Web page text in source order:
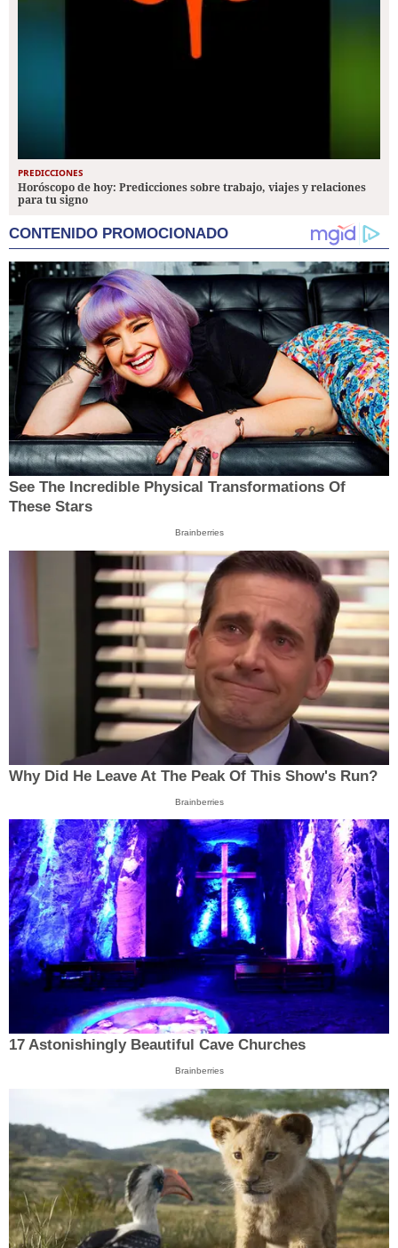
PREDICCIONES
Horóscopo de hoy: Predicciones sobre trabajo, viajes y relaciones
para tu signo
CONTENIDO PROMOCIONADO
See The Incredible Physical Transformations Of
These Stars
Brainberries
Why Did He Leave At The Peak Of This Show's Run?
Brainberries
17 Astonishingly Beautiful Cave Churches
Brainberries